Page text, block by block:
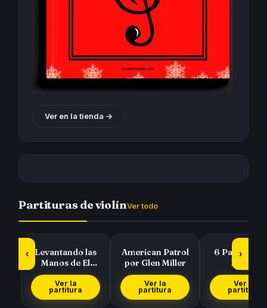
Ver en la tienda →
Partituras de violínVer todo
‹
Levantando las
Manos de El
Símbolo
Ver la
partitura
American Patrol
por Glen Miller
Ver la
partitura
6 Partituras
Pasillo
Colombiano
Cucarrón,
Gat…
Ver la
partitura
›